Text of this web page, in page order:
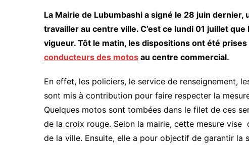
La Mairie de Lubumbashi a signé le 28 juin
travailler au centre ville. C’est ce lundi 01 juillet
vigueur. Tôt le matin, les dispositions ont été
conducteurs des motos au centre commercial.
En effet, les policiers, le service de renseignement,
sont mis à contribution pour faire respecter la
Quelques motos sont tombées dans le filet de ces
de la croix rouge. Selon la mairie, cette mesure
de la ville. Ensuite, elle a pour objectif de garantir la